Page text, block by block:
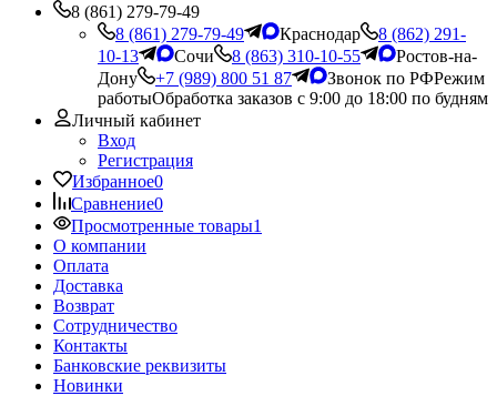
8 (861) 279-79-49
8 (861) 279-79-49
Краснодар
8 (862) 291-
10-13
Сочи 8 (863) 310-10-55
Ростов-на-
Дону
+7 (989) 800 51 87 Звонок по РФРежим
работыОбработка заказов с 9:00 до 18:00 по будням
Личный кабинет
Вход
Регистрация
Избранное0
Сравнение0
Просмотренные товары1
О компании
Оплата
Доставка
Возврат
Сотрудничество
Контакты
Банковские реквизиты
Новинки